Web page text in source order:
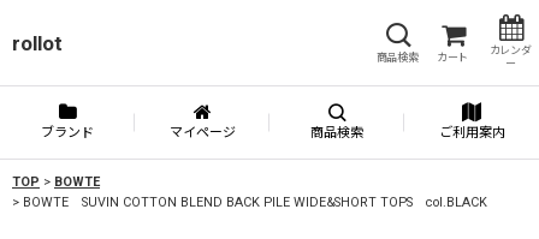
rollot
商品検索 カート
カレンダ
ー
ブランド マイページ 商品検索 ご利用案内
TOP > BOWTE
> BOWTE SUVIN COTTON BLEND BACK PILE WIDE&SHORT TOPS col.BLACK